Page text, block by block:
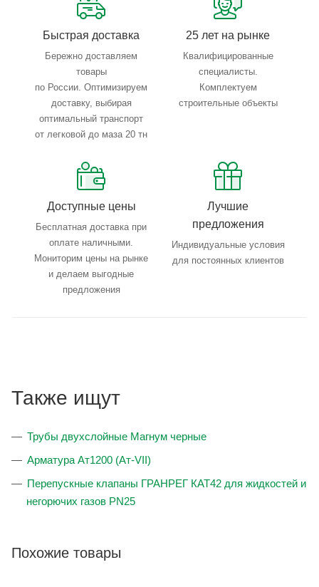
Быстрая доставка
Бережно доставляем
товары
по России. Оптимизируем
доставку, выбирая
оптимальный транспорт
от легковой до маза 20 тн
25 лет на рынке
Квалифицированные
специалисты.
Комплектуем
строительные объекты
Доступные цены
Бесплатная доставка при
оплате наличными.
Мониторим цены на рынке
и делаем выгодные
предложения
Лучшие
предложения
Индивидуальные условия
для постоянных клиентов
Также ищут
Трубы двухслойные Магнум черные
Арматура Ат1200 (Ат-VII)
Перепускные клапаны ГРАНРЕГ КАТ42 для жидкостей и
негорючих газов PN25
Похожие товары